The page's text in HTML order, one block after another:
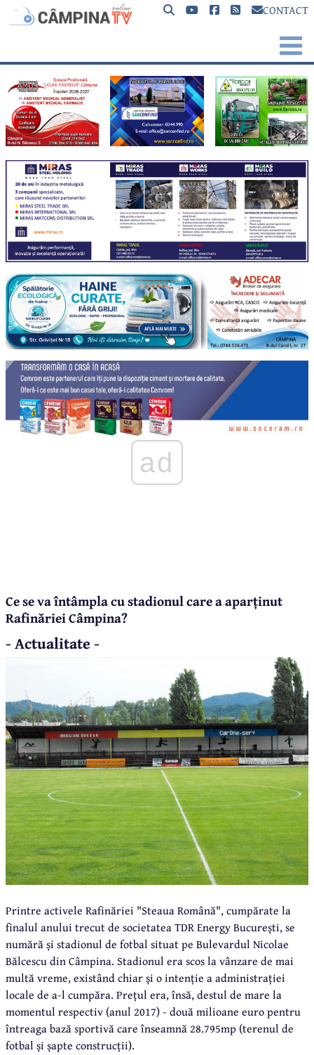
CONTACT
ad
Ce se va întâmpla cu stadionul care a aparținut
Rafinăriei Câmpina?
- Actualitate -
Printre activele Rafinăriei "Steaua Română", cumpărate la
finalul anului trecut de societatea TDR Energy București, se
numără și stadionul de fotbal situat pe Bulevardul Nicolae
Bălcescu din Câmpina. Stadionul era scos la vânzare de mai
multă vreme, existând chiar și o intenție a administrației
locale de a-l cumpăra. Prețul era, însă, destul de mare la
momentul respectiv (anul 2017) - două milioane euro pentru
întreaga bază sportivă care înseamnă 28.795mp (terenul de
fotbal și șapte construcții).